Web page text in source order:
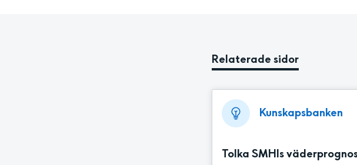
Relaterade sidor
Kunskapsbanken
Tolka SMHIs